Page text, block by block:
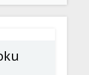
на